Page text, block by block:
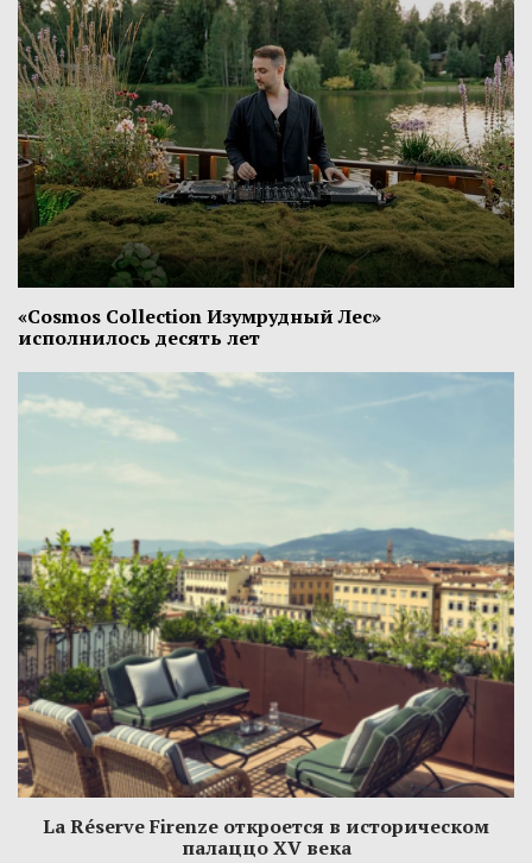
«Cosmos Collection Изумрудный Лес»
исполнилось десять лет
La Réserve Firenze откроется в историческом
палаццо XV века